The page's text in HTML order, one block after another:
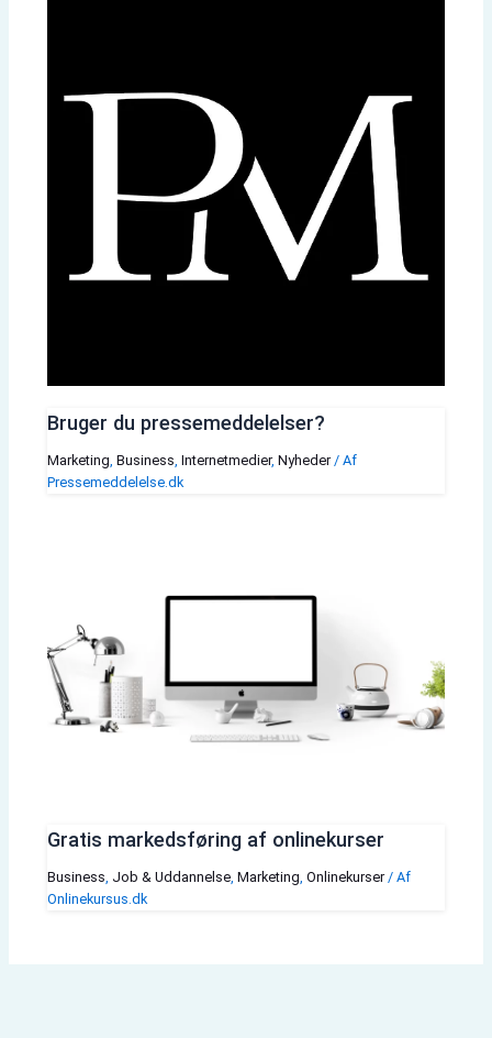
Bruger du pressemeddelelser?
Marketing, Business, Internetmedier, Nyheder/ Af
Pressemeddelelse.dk
Gratis markedsføring af onlinekurser
Business, Job & Uddannelse, Marketing, Onlinekurser/ Af
Onlinekursus.dk